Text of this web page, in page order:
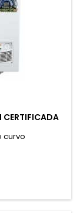
CERTIFICADA
curvo